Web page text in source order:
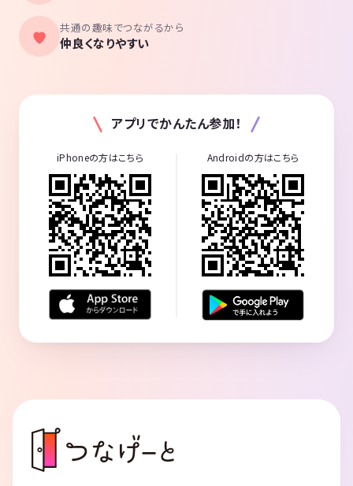
共通の趣味でつながるから
仲良くなりやすい
アプリでかんたん参加！
iPhoneの方はこちら Androidの方はこちら